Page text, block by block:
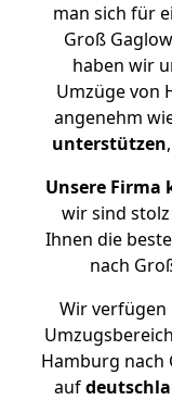
man sich für
Groß
haben wir
Umzüge von
angenehm
unterstützen
Unsere Firma
wir sind
Ihnen die
nach
Wir verfügen
Hamburg nach
auf